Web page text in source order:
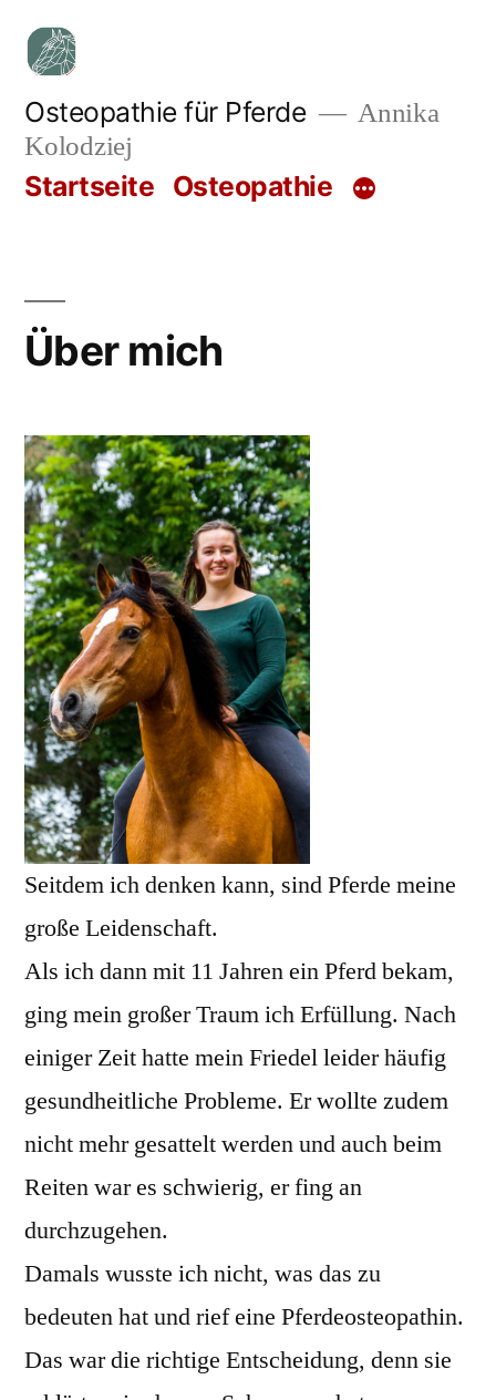
Zum
Inhalt
springen
Osteopathie für Pferde
Annika
Kolodziej
Startseite Osteopathie
Über mich
Seitdem ich denken kann, sind Pferde meine
große Leidenschaft.
Als ich dann mit 11 Jahren ein Pferd bekam,
ging mein großer Traum ich Erfüllung. Nach
einiger Zeit hatte mein Friedel leider häufig
gesundheitliche Probleme. Er wollte zudem
nicht mehr gesattelt werden und auch beim
Reiten war es schwierig, er fing an
durchzugehen.
Damals wusste ich nicht, was das zu
bedeuten hat und rief eine Pferdeosteopathin.
Das war die richtige Entscheidung, denn sie